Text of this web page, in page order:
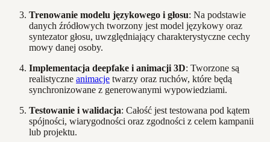
Trenowanie modelu językowego i głosu: Na podstawie
danych źródłowych tworzony jest model językowy oraz
syntezator głosu, uwzględniający charakterystyczne cechy
mowy danej osoby.
Implementacja deepfake i animacji 3D: Tworzone są
realistyczne animacje twarzy oraz ruchów, które będą
synchronizowane z generowanymi wypowiedziami.
Testowanie i walidacja: Całość jest testowana pod kątem
spójności, wiarygodności oraz zgodności z celem kampanii
lub projektu.